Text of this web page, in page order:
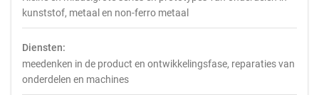
kunststof, metaal en non-ferro metaal
Diensten:
meedenken in de product en ontwikkelingsfase, reparaties van
onderdelen en machines